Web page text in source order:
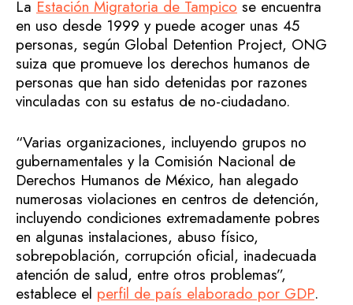
La Estación Migratoria de Tampico se encuentra
en uso desde 1999 y puede acoger unas 45
personas, según Global Detention Project, ONG
suiza que promueve los derechos humanos de
personas que han sido detenidas por razones
vinculadas con su estatus de no-ciudadano.
“Varias organizaciones, incluyendo grupos no
gubernamentales y la Comisión Nacional de
Derechos Humanos de México, han alegado
numerosas violaciones en centros de detención,
incluyendo condiciones extremadamente pobres
en algunas instalaciones, abuso físico,
sobrepoblación, corrupción oficial, inadecuada
atención de salud, entre otros problemas”,
establece el perfil de país elaborado por GDP.